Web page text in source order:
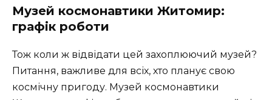
Музей космонавтики Житомир:
графік роботи
Тож коли ж відвідати цей захоплюючий музей?
Питання, важливе для всіх, хто планує свою
космічну пригоду. Музей космонавтики